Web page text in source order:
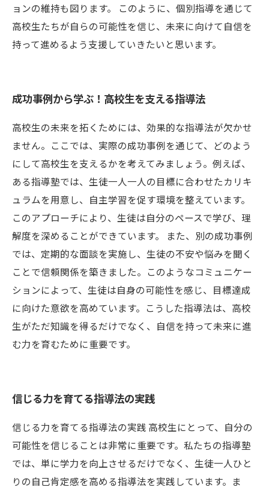
ョンの維持も図ります。 このように、個別指導を通じて
高校生たちが自らの可能性を信じ、未来に向けて自信を
持って進めるよう支援していきたいと思います。
成功事例から学ぶ！高校生を支える指導法
高校生の未来を拓くためには、効果的な指導法が欠かせ
ません。ここでは、実際の成功事例を通じて、どのよう
にして高校生を支えるかを考えてみましょう。例えば、
ある指導塾では、生徒一人一人の目標に合わせたカリキ
ュラムを用意し、自主学習を促す環境を整えています。
このアプローチにより、生徒は自分のペースで学び、理
解度を深めることができています。 また、別の成功事例
では、定期的な面談を実施し、生徒の不安や悩みを聞く
ことで信頼関係を築きました。このようなコミュニケー
ションによって、生徒は自身の可能性を感じ、目標達成
に向けた意欲を高めています。こうした指導法は、高校
生がただ知識を得るだけでなく、自信を持って未来に進
む力を育むために重要です。
信じる力を育てる指導法の実践
信じる力を育てる指導法の実践 高校生にとって、自分の
可能性を信じることは非常に重要です。私たちの指導塾
では、単に学力を向上させるだけでなく、生徒一人ひと
りの自己肯定感を高める指導法を実践しています。ま